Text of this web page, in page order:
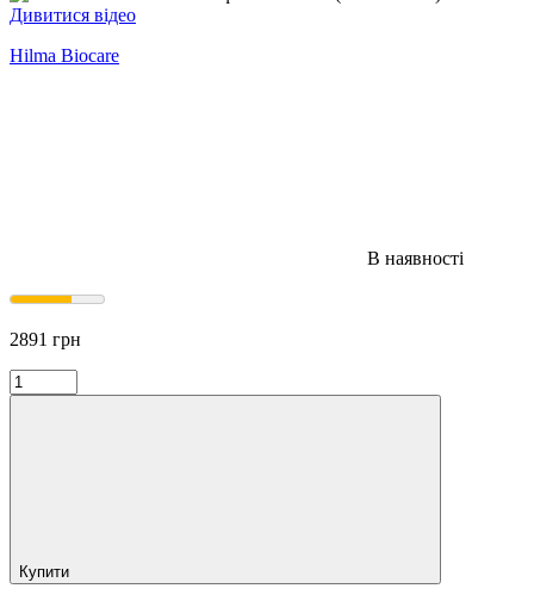
Дивитися відео
Hilma Biocare
В наявності
2891 грн
Купити